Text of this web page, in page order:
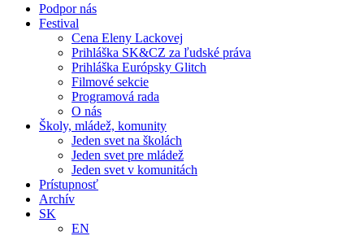
Podpor nás
Festival
Cena Eleny Lackovej
Prihláška SK&CZ za ľudské práva
Prihláška Európsky Glitch
Filmové sekcie
Programová rada
O nás
Školy, mládež, komunity
Jeden svet na školách
Jeden svet pre mládež
Jeden svet v komunitách
Prístupnosť
Archív
SK
EN